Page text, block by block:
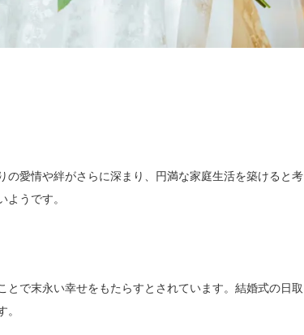
愛情や絆がさらに深まり、円満な家庭生活を築けると考
うです。
で末永い幸せをもたらすとされています。結婚式の日取